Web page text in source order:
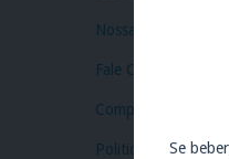
Nossas Lojas
Fale Conosco
Compre e Retire
Politica de Troca
Se